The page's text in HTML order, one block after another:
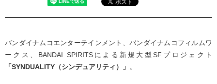
バンダイナムコエンターテインメント、バンダイナムコフィルムワ
ークス、BANDAI SPIRITSによる新規大型SFプロジェクト
「SYNDUALITY（シンデュアリティ）」 。